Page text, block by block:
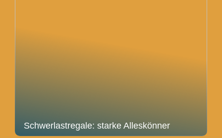
Schwerlastregale: starke Alleskönner